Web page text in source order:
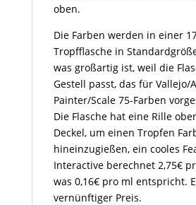
oben.
Die Farben werden in einer
Tropfflasche in
was großartig ist, weil die
Gestell passt, das für Vallejo/
Painter/Scale 75-Farben
Die Flasche hat eine Rille
Deckel, um einen Tropfen
hineinzugießen, ein cooles
Interactive berechnet 2,75€
was 0,16€ pro ml entspricht.
vernünftiger Preis.